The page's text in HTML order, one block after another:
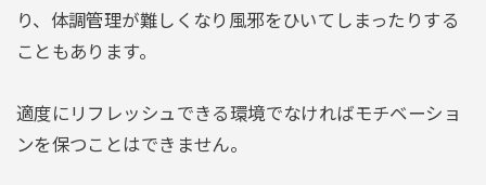
り、体調管理が難しくなり風邪をひいてしまったりする
こともあります。
適度にリフレッシュできる環境でなければモチベーショ
ンを保つことはできません。